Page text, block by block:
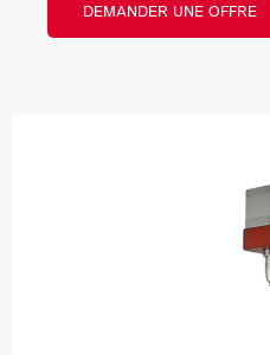
DEMANDER UNE OFFRE